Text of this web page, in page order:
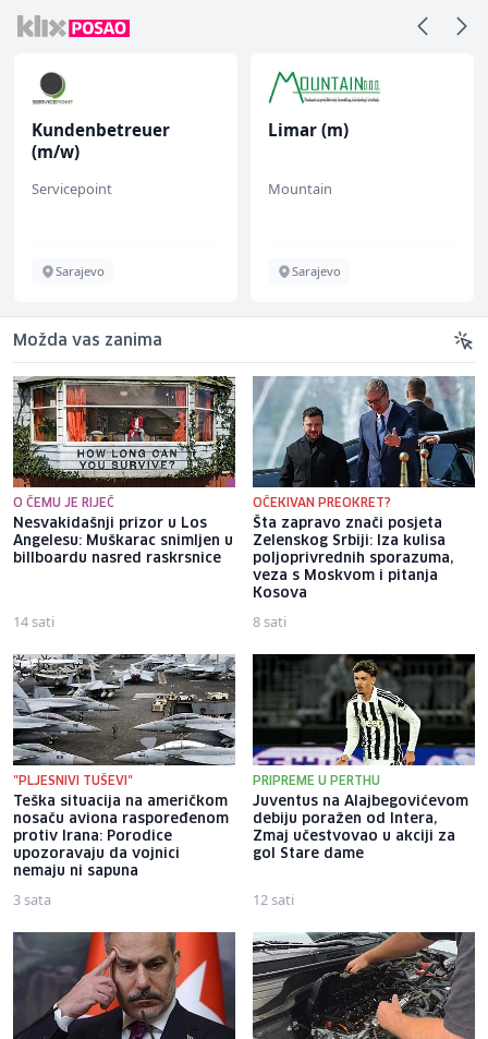
Kundenbetreuer
(m/w)
Servicepoint
Sarajevo
Limar (m)
Mountain
Sarajevo
Možda vas zanima
O ČEMU JE RIJEČ
Nesvakidašnji prizor u Los
Angelesu: Muškarac snimljen u
billboardu nasred raskrsnice
14 sati
OČEKIVAN PREOKRET?
Šta zapravo znači posjeta
Zelenskog Srbiji: Iza kulisa
poljoprivrednih sporazuma,
veza s Moskvom i pitanja
Kosova
8 sati
"PLJESNIVI TUŠEVI"
Teška situacija na američkom
nosaču aviona raspoređenom
protiv Irana: Porodice
upozoravaju da vojnici
nemaju ni sapuna
3 sata
PRIPREME U PERTHU
Juventus na Alajbegovićevom
debiju poražen od Intera,
Zmaj učestvovao u akciji za
gol Stare dame
12 sati